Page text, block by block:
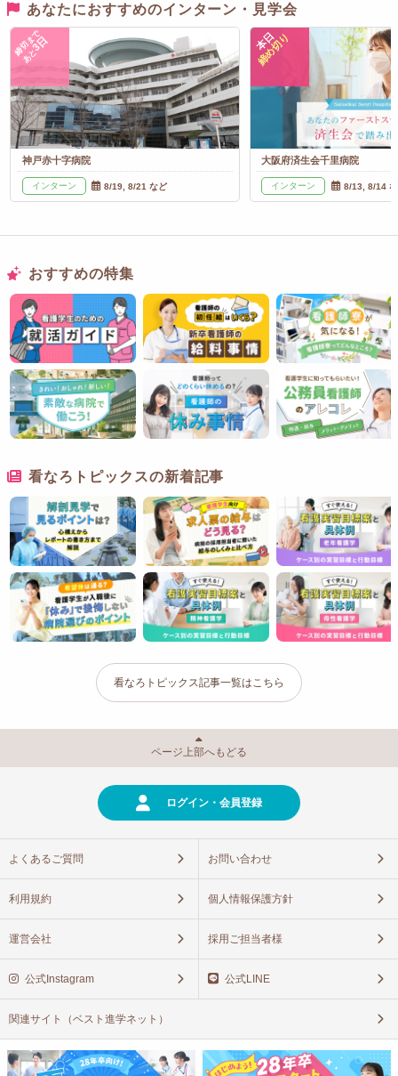
あなたにおすすめのインターン・見学会
締切まで
あと
3日
神戸赤十字病院
インターン 8/19, 8/21 など
本日
締め切り
大阪府済生会千里病院
インターン 8/13, 8/14
おすすめの特集
看なろトピックスの新着記事
看なろトピックス記事一覧はこちら
ページ上部へもどる
ログイン・会員登録
よくあるご質問 お問い合わせ
利用規約 個人情報保護方針
運営会社 採用ご担当者様
公式Instagram 公式LINE
関連サイト（ベスト進学ネット）